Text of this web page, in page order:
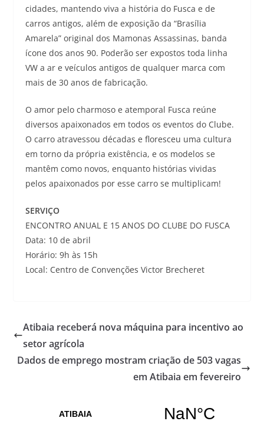
cidades, mantendo viva a história do Fusca e de
carros antigos, além de exposição da “Brasília
Amarela” original dos Mamonas Assassinas, banda
ícone dos anos 90. Poderão ser expostos toda linha
VW a ar e veículos antigos de qualquer marca com
mais de 30 anos de fabricação.
O amor pelo charmoso e atemporal Fusca reúne
diversos apaixonados em todos os eventos do Clube.
O carro atravessou décadas e floresceu uma cultura
em torno da própria existência, e os modelos se
mantêm como novos, enquanto histórias vividas
pelos apaixonados por esse carro se multiplicam!
SERVIÇO
ENCONTRO ANUAL E 15 ANOS DO CLUBE DO FUSCA
Data: 10 de abril
Horário: 9h às 15h
Local: Centro de Convenções Victor Brecheret
Atibaia receberá nova máquina para incentivo ao
setor agrícola
Dados de emprego mostram criação de 503 vagas
em Atibaia em fevereiro